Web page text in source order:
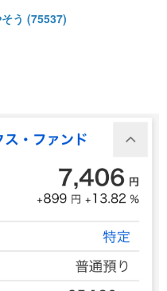
う (75537)